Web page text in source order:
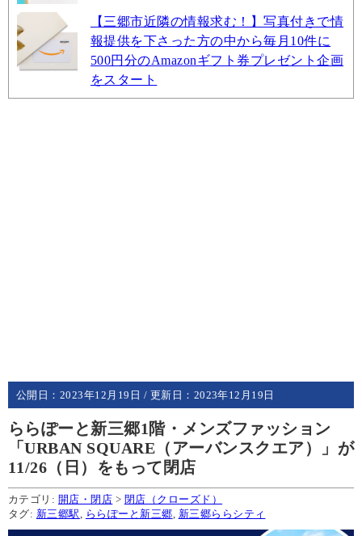
【三郷市近隣の情報求む！】写真付きで情
報提供を下さった方の中から毎月10件に
500円分のAmazonギフト券プレゼント企画
をスタート
公開日： 2023年12月19日 / 更新日： 2023年12月19日
ららぽーと新三郷1階・メンズファッション
「URBAN SQUARE（アーバンスクエア）」が
11/26（日）をもって閉店
カテゴリ: 開店・閉店 > 閉店（クローズド）
タグ: 新三郷駅, ららぽーと新三郷, 新三郷ららシティ